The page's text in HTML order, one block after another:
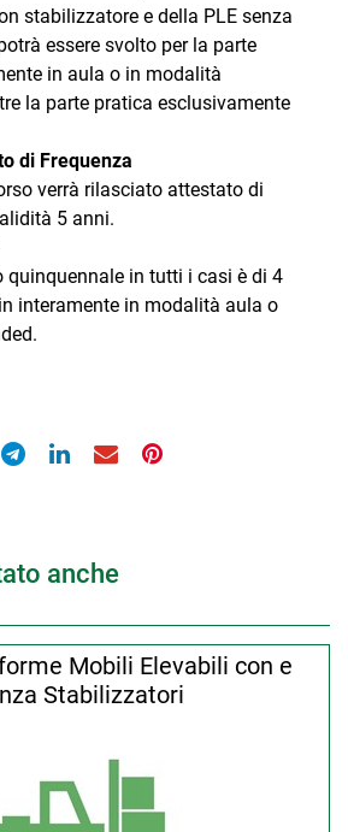
stabilizzatore e della PLE senza
essere svolto per la parte
in aula o in modalità
la parte pratica esclusivamente
di Frequenza
verrà rilasciato attestato di
5 anni.
quinquennale in tutti i casi è di 4
interamente in modalità aula o
anche
Mobili Elevabili con e
Stabilizzatori